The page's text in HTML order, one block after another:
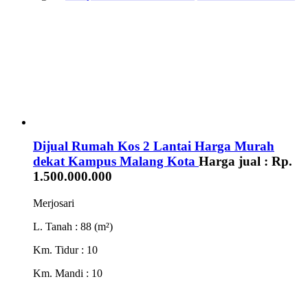
Dijual Rumah Kos 2 Lantai Harga Murah
dekat Kampus Malang Kota Harga jual : Rp.
1.500.000.000
Merjosari
L. Tanah : 88 (m²)
Km. Tidur : 10
Km. Mandi : 10